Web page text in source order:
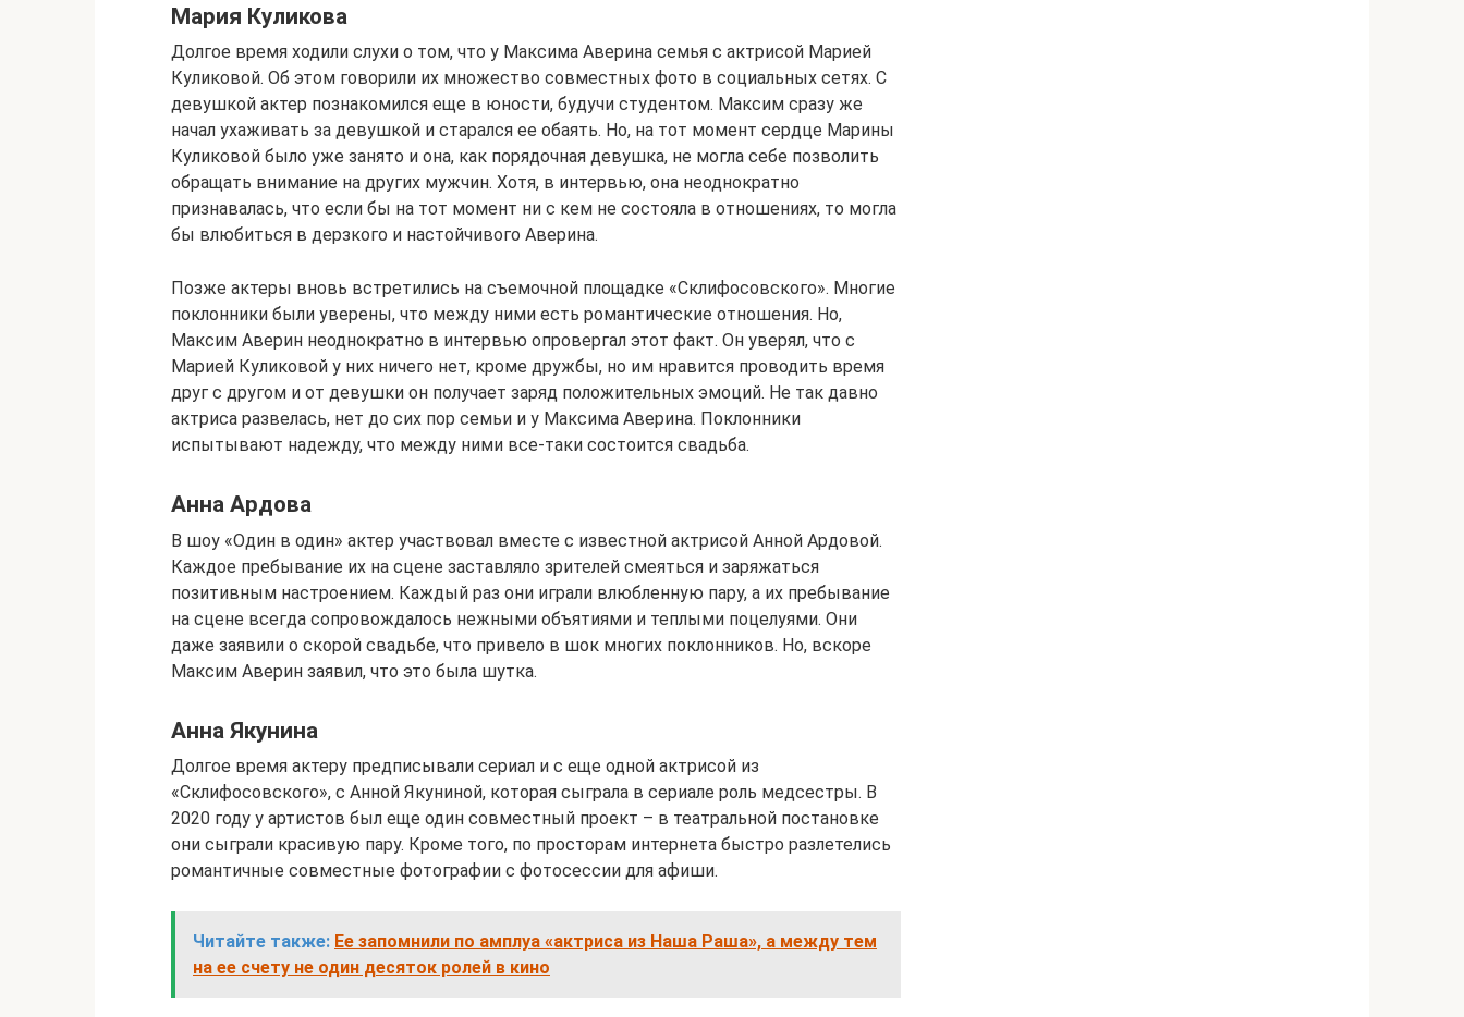
Мария Куликова
Долгое время ходили слухи о том, что у Максима Аверина семья с актрисой Марией
Куликовой. Об этом говорили их множество совместных фото в социальных сетях. С
девушкой актер познакомился еще в юности, будучи студентом. Максим сразу же
начал ухаживать за девушкой и старался ее обаять. Но, на тот момент сердце Марины
Куликовой было уже занято и она, как порядочная девушка, не могла себе позволить
обращать внимание на других мужчин. Хотя, в интервью, она неоднократно
признавалась, что если бы на тот момент ни с кем не состояла в отношениях, то могла
бы влюбиться в дерзкого и настойчивого Аверина.
Позже актеры вновь встретились на съемочной площадке «Склифосовского». Многие
поклонники были уверены, что между ними есть романтические отношения. Но,
Максим Аверин неоднократно в интервью опровергал этот факт. Он уверял, что с
Марией Куликовой у них ничего нет, кроме дружбы, но им нравится проводить время
друг с другом и от девушки он получает заряд положительных эмоций. Не так давно
актриса развелась, нет до сих пор семьи и у Максима Аверина. Поклонники
испытывают надежду, что между ними все-таки состоится свадьба.
Анна Ардова
В шоу «Один в один» актер участвовал вместе с известной актрисой Анной Ардовой.
Каждое пребывание их на сцене заставляло зрителей смеяться и заряжаться
позитивным настроением. Каждый раз они играли влюбленную пару, а их пребывание
на сцене всегда сопровождалось нежными объятиями и теплыми поцелуями. Они
даже заявили о скорой свадьбе, что привело в шок многих поклонников. Но, вскоре
Максим Аверин заявил, что это была шутка.
Анна Якунина
Долгое время актеру предписывали сериал и с еще одной актрисой из
«Склифосовского», с Анной Якуниной, которая сыграла в сериале роль медсестры. В
2020 году у артистов был еще один совместный проект – в театральной постановке
они сыграли красивую пару. Кроме того, по просторам интернета быстро разлетелись
романтичные совместные фотографии с фотосессии для афиши.
Читайте также: Ее запомнили по амплуа «актриса из Наша Раша», а между тем
на ее счету не один десяток ролей в кино